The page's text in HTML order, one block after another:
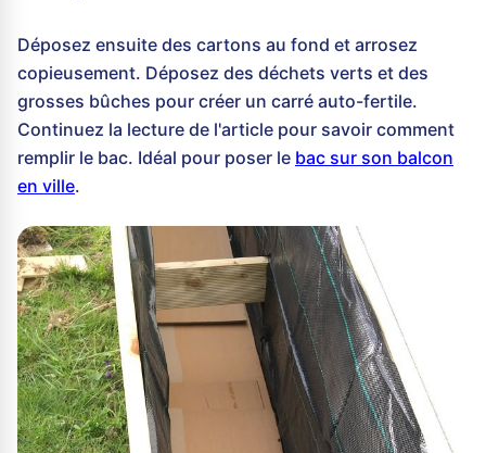
Déposez ensuite des cartons au fond et arrosez
copieusement. Déposez des déchets verts et des
grosses bûches pour créer un carré auto-fertile.
Continuez la lecture de l'article pour savoir comment
remplir le bac. Idéal pour poser le bac sur son balcon
en ville.